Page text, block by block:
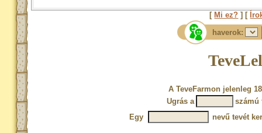
[ Mi ez? ] [
haverok:
A TeveFarmon jelenleg
Ugrás a
számú
Egy
nevű tevét